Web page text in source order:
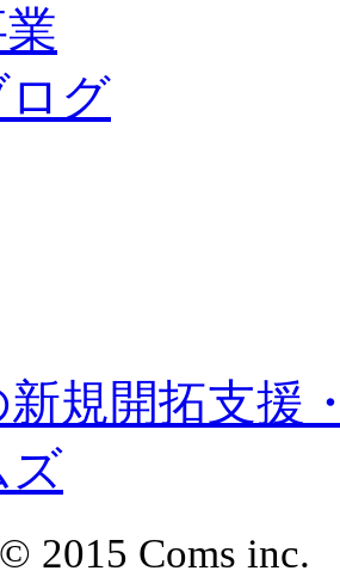
グ
規開拓支援
ズ
2015 Coms inc.